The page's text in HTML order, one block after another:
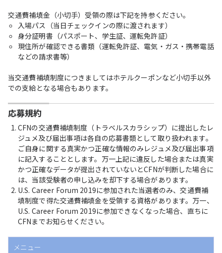
交通費補填金（小切手）受領の際は下記を持参ください。
入場パス（当日チェックインの際に渡されます）
身分証明書（パスポート、学生証、運転免許証）
現住所が確認できる書類（運転免許証、電気・ガス・携帯電話
などの請求書等）
当交通費補填制度につきましてはホテルクーポンなど小切手以外
での支給となる場合もあります。
応募規約
CFNの交通費補填制度（トラベルスカラシップ）に提出したレ
ジュメ及び届出事項は各自の応募書類として取り扱われます。
ご自身に関する真実かつ正確な情報のみレジュメ及び届出事項
に記入することとします。万一上記に違反した場合または真実
かつ正確なデータが提出されていないとCFNが判断した場合に
は、当該受験者の申し込みを却下する場合があります。
U.S. Career Forum 2019に参加された当選者のみ、交通費補
填制度で得た交通費補填金を受領する資格があります。万一、
U.S. Career Forum 2019に参加できなくなった場合、直ちに
CFNまでお知らせください。
メニュー